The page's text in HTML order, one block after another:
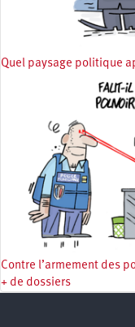
Quel paysage politique
Contre l’armement des
+ de dossiers